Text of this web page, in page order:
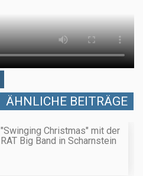
ÄHNLICHE BEITRÄGE
"Swinging Christmas" mit der
RAT Big Band in Scharnstein